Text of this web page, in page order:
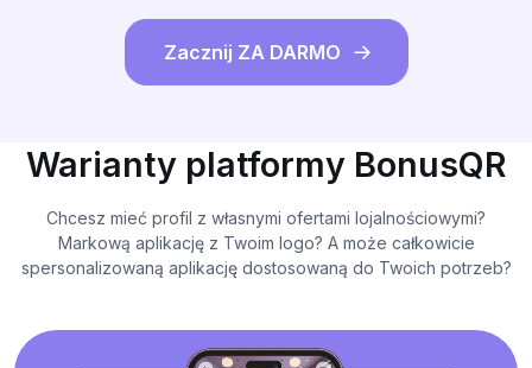
Zacznij ZA DARMO
Warianty platformy BonusQR
Chcesz mieć profil z własnymi ofertami lojalnościowymi?
Markową aplikację z Twoim logo? A może całkowicie
spersonalizowaną aplikację dostosowaną do Twoich potrzeb?